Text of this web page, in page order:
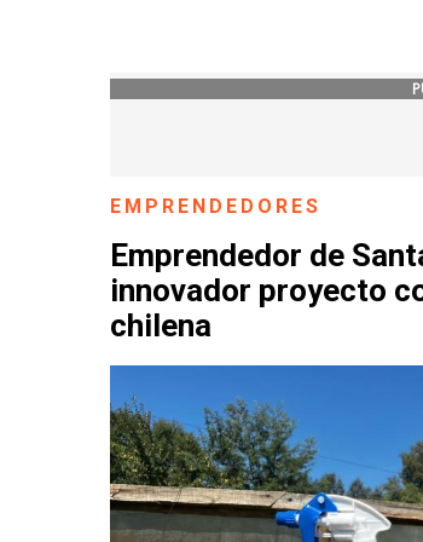
EMPRENDEDORES
Emprendedor de
innovador proyecto
chilena